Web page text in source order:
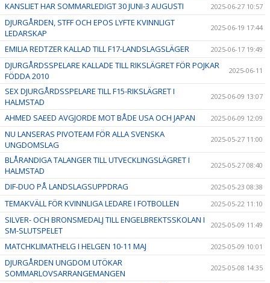
KANSLIET HAR SOMMARLEDIGT 30 JUNI-3 AUGUSTI 2025-06-27 10:57
DJURGÅRDEN, STFF OCH EPOS LYFTE KVINNLIGT
LEDARSKAP
2025-06-19 17:44
EMILIA REDTZER KALLAD TILL F17-LANDSLAGSLÄGER 2025-06-17 19:49
DJURGÅRDSSPELARE KALLADE TILL RIKSLÄGRET FÖR POJKAR
FÖDDA 2010
2025-06-11
SEX DJURGÅRDSSPELARE TILL F15-RIKSLÄGRET I
HALMSTAD
2025-06-09 13:07
AHMED SAEED AVGJORDE MOT BÅDE USA OCH JAPAN 2025-06-09 12:09
NU LANSERAS PIVOTEAM FÖR ALLA SVENSKA
UNGDOMSLAG
2025-05-27 11:00
BLÅRANDIGA TALANGER TILL UTVECKLINGSLÄGRET I
HALMSTAD
2025-05-27 08:40
DIF-DUO PÅ LANDSLAGSUPPDRAG 2025-05-23 08:38
TEMAKVÄLL FÖR KVINNLIGA LEDARE I FOTBOLLEN 2025-05-22 11:10
SILVER- OCH BRONSMEDALJ TILL ENGELBREKTSSKOLAN I
SM-SLUTSPELET
2025-05-09 11:49
MATCHKLIMATHELG I HELGEN 10-11 MAJ 2025-05-09 10:01
DJURGÅRDEN UNGDOM UTÖKAR
SOMMARLOVSARRANGEMANGEN
2025-05-08 14:35